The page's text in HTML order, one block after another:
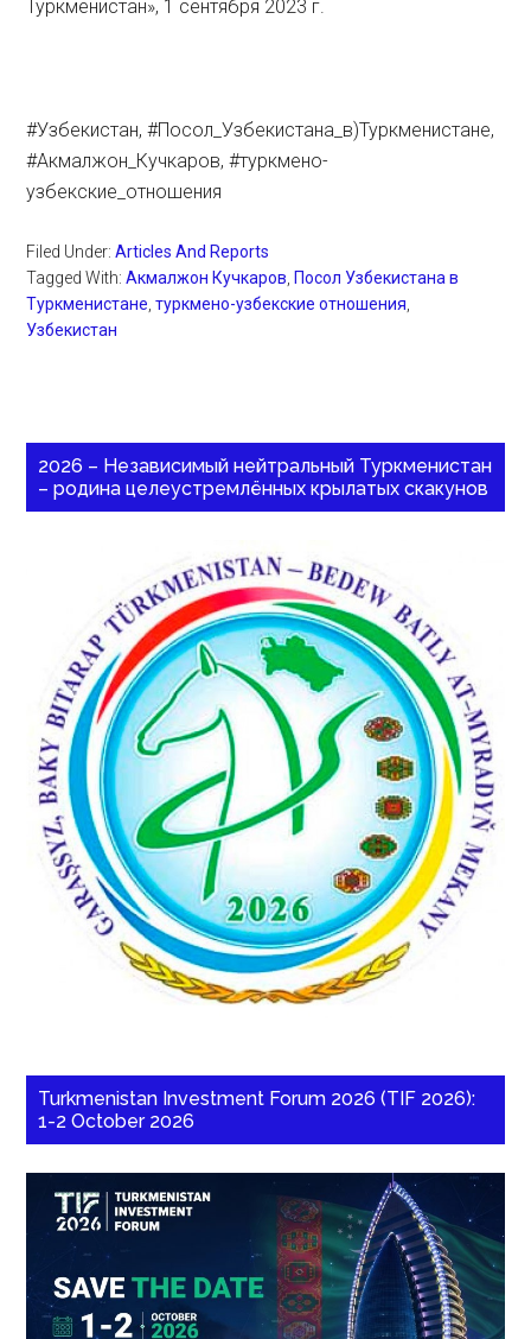
Туркменистан», 1 сентября 2023 г.
#Узбекистан, #Посол_Узбекистана_в)Туркменистане,
#Акмалжон_Кучкаров, #туркмено-
узбекские_отношения
Filed Under:Articles And Reports
Tagged With:Акмалжон Кучкаров Посол Узбекистана в
Туркменистане ,туркмено-узбекские отношения
Узбекистан
2026 – Независимый нейтральный Туркменистан
– родина целеустремлённых крылатых скакунов
Turkmenistan Investment Forum 2026 (TIF 2026):
1-2 October 2026